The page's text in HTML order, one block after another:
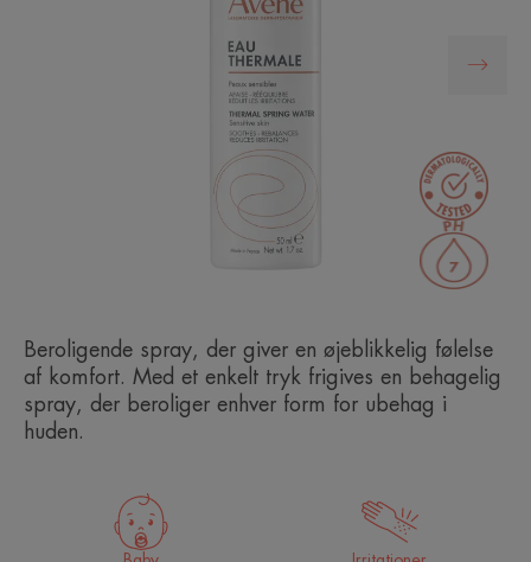
Beroligende spray, der giver en øjeblikkelig følelse
af komfort. Med et enkelt tryk frigives en behagelig
spray, der beroliger enhver form for ubehag i
huden.